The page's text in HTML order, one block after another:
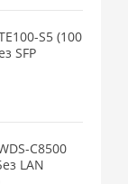
S5 (100
SFP
C8500
LAN